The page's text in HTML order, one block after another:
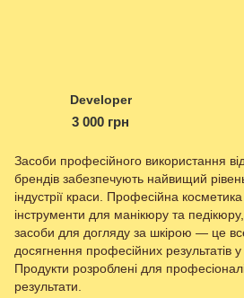
Developer
3 000 грн
Засоби професійного використання
брендів забезпечують найвищий
індустрії краси. Професійна
інструменти для манікюру та
засоби для догляду за шкірою — це
досягнення професійних результатів
Продукти розроблені для
результати.